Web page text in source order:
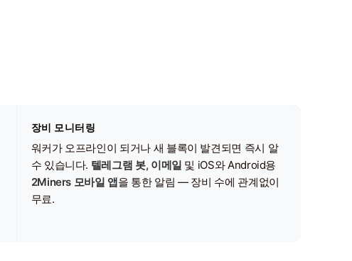
장비 모니터링
워커가 오프라인이 되거나 새 블록이 발견되면 즉시 알
수 있습니다. 텔레그램 봇, 이메일 및 iOS와 Android용
2Miners 모바일 앱을 통한 알림 — 장비 수에 관계없이
무료.